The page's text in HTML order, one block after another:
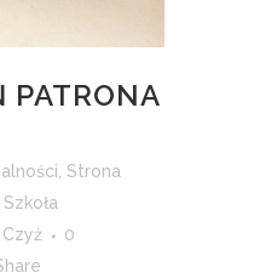
PATRONA
Strona
Szkoła
Czyż
0